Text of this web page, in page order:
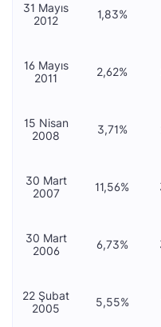
31 Mayıs
2012
1,83%
16 Mayıs
2011
2,62%
15 Nisan
2008
3,71%
30 Mart
2007
11,56%
30 Mart
2006
6,73%
22 Şubat
2005
5,55%